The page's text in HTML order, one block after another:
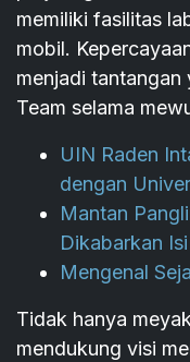
memiliki fasilitas
mobil.
menjadi tantangan
Team selama
UIN Raden
dengan
Mantan
Dikabarkan
Mengenal
Tidak hanya
mendukung visi